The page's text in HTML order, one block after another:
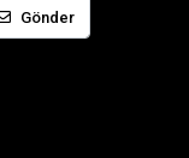
Gönder